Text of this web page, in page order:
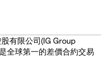
有限公司(IG Group
全球第一的差價合約交易